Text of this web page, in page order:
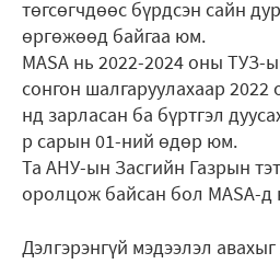
төгсөгчдөөс бүрдсэн сайн
өргөжөөд байгаа юм.
MASA нь 2022-2024 оны ТУЗ-
сонгон шалгаруулахаар
нд зарласан ба бүртгэл
р сарын 01-ний өдөр юм.
Та АНУ-ын Засгийн Газрын
оролцож байсан бол MASA-д
Дэлгэрэнгүй мэдээлэл авахыг